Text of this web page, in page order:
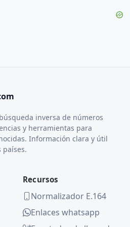
inversa de números
y herramientas para
Información clara y útil
Recursos
Normalizador E.164
Enlaces whatsapp